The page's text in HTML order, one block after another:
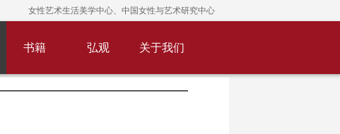
女性艺术生活美学中心、中国女性与艺术研究中心
书籍 弘观 关于我们